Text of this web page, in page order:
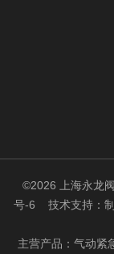
©2026 上海永龙
号-6 技术支持：
主营产品：气动紧